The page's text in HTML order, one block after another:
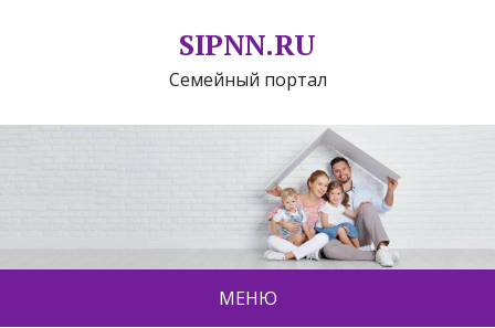
SIPNN.RU
Семейный портал
МЕНЮ